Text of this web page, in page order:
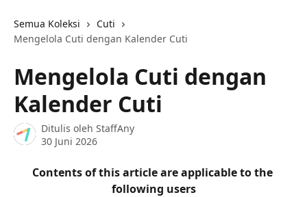
Semua Koleksi
Cuti
Mengelola Cuti dengan Kalender Cuti
Mengelola Cuti dengan
Kalender Cuti
Ditulis oleh StaffAny
30 Juni 2026
Contents of this article are applicable to the
following users